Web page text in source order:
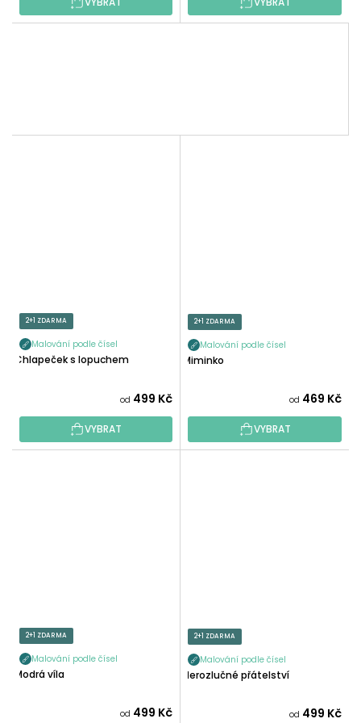
2+1 ZDARMA
Malování podle čísel
Chlapeček s lopuchem
od 499 Kč
VYBRAT
2+1 ZDARMA
Malování podle čísel
Miminko
od 469 Kč
VYBRAT
2+1 ZDARMA
Malování podle čísel
Modrá víla
od 499 Kč
2+1 ZDARMA
Malování podle čísel
Nerozlučné přátelství
od 499 Kč